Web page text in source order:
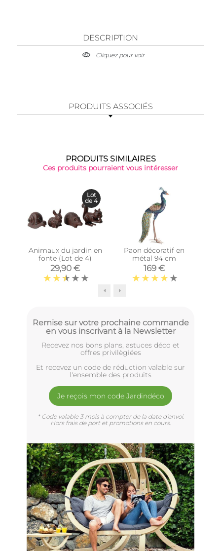
DESCRIPTION
Cliquez pour voir
PRODUITS ASSOCIÉS
PRODUITS SIMILAIRES
Ces produits pourraient vous intéresser
Animaux du jardin en
fonte (Lot de 4)
29,90 €
Lot
de 4
Paon décoratif en
métal 94 cm
169 €
Remise sur votre prochaine commande
en vous inscrivant à la Newsletter
Recevez nos bons plans, astuces déco et
offres privilègiées
Et recevez un code de réduction valable sur
l'ensemble des produits
Je reçois mon code Jardindéco
* Code valable 3 mois à compter de la date d'envoi.
Hors frais de port et promotions en cours.